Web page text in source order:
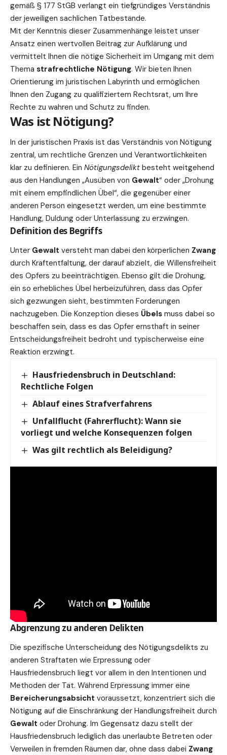
gemäß § 177 StGB verlangt ein tiefgründiges Verständnis
der jeweiligen sachlichen Tatbestände.
Mit der Kenntnis dieser Zusammenhänge leistet unser
Ansatz einen wertvollen Beitrag zur Aufklärung und
vermittelt Ihnen die nötige Sicherheit im Umgang mit dem
Thema strafrechtliche Nötigung. Wir bieten Ihnen
Orientierung im juristischen Labyrinth und ermöglichen
Ihnen den Zugang zu qualifiziertem Rechtsrat, um Ihre
Rechte zu wahren und Schutz zu finden.
Was ist Nötigung?
In der juristischen Praxis ist das Verständnis von Nötigung
zentral, um rechtliche Grenzen und Verantwortlichkeiten
klar zu definieren. Ein Nötigungsdelikt besteht weitgehend
aus den Handlungen „Ausüben von Gewalt“ oder „Drohung
mit einem empfindlichen Übel“, die gegenüber einer
anderen Person eingesetzt werden, um eine bestimmte
Handlung, Duldung oder Unterlassung zu erzwingen.
Definition des Begriffs
Unter Gewalt versteht man dabei den körperlichen Zwang
durch Kraftentfaltung, der darauf abzielt, die Willensfreiheit
des Opfers zu beeinträchtigen. Ebenso gilt die Drohung,
ein so erhebliches Übel herbeizuführen, dass das Opfer
sich gezwungen sieht, bestimmten Forderungen
nachzugeben. Die Konzeption dieses Übels muss dabei so
beschaffen sein, dass es das Opfer ernsthaft in seiner
Entscheidungsfreiheit bedroht und typischerweise eine
Reaktion erzwingt.
Hausfriedensbruch in Deutschland:
Rechtliche Folgen
Ablauf eines Strafverfahrens
Unfallflucht (Fahrerflucht): Wann sie
vorliegt und welche Konsequenzen folgen
Was gilt rechtlich als Beleidigung?
Abgrenzung zu anderen Delikten
Die spezifische Unterscheidung des Nötigungsdelikts zu
anderen Straftaten wie Erpressung oder
Hausfriedensbruch liegt vor allem in den Intentionen und
Methoden der Tat. Während Erpressung immer eine
Bereicherungsabsicht voraussetzt, konzentriert sich die
Nötigung auf die Einschränkung der Handlungsfreiheit durch
Gewalt oder Drohung. Im Gegensatz dazu stellt der
Hausfriedensbruch lediglich das unerlaubte Betreten oder
Verweilen in fremden Räumen dar, ohne dass dabei Zwang